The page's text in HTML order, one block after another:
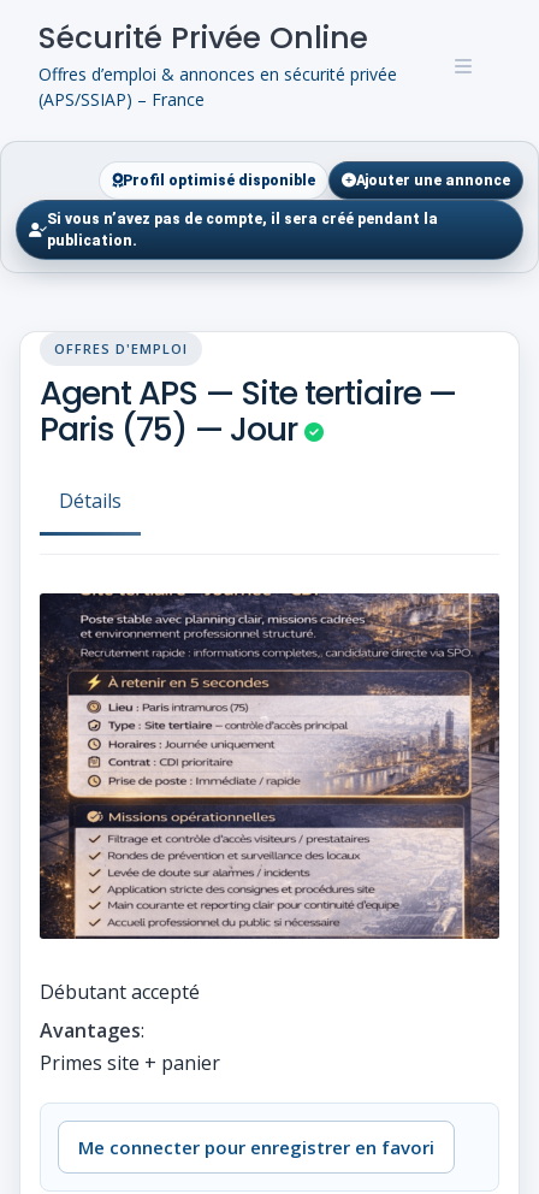
content
Sécurité Privée Online
Offres d’emploi & annonces en sécurité privée
(APS/SSIAP) – France
Profil optimisé disponible Ajouter une annonce
Si vous n’avez pas de compte, il sera créé pendant la
publication.
OFFRES D'EMPLOI
Agent APS — Site tertiaire —
Paris (75) — Jour
Détails
Débutant accepté
Avantages:
Primes site + panier
Me connecter pour enregistrer en favori